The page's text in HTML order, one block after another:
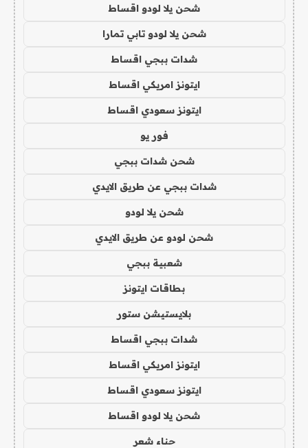
شحن يلا لودو اقساط
شحن يلا لودو تابي تمارا
شدات ببجي اقساط
ايتونز امريكي اقساط
ايتونز سعودي اقساط
فور يو
شحن شدات ببجي
شدات ببجي عن طريق الايدي
شحن يلا لودو
شحن لودو عن طريق الايدي
شعبية ببجي
بطاقات ايتونز
بلايستيشن ستور
شدات ببجي اقساط
ايتونز امريكي اقساط
ايتونز سعودي اقساط
شحن يلا لودو اقساط
حناء شعر